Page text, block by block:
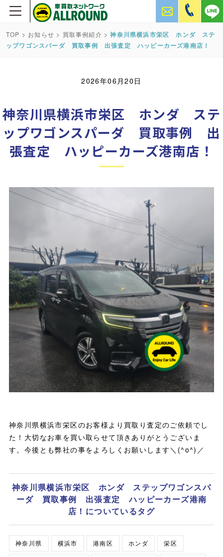
TOP > お知らせ > 買取事例紹介 >神奈川県横浜市栄区 ホンダ ステ
ップワゴンスパーダ 買取事例 出張査定 ハッピーカーズ港南店！
2026年06月20日
神奈川県横浜市栄区 ホンダ ステ
ップワゴンスパーダ 買取事例 出
張査定 ハッピーカーズ港南店！
神奈川県横浜市栄区のお客様より買取り査定のご依頼でし
た！大切なお車を買い取らせて頂きありがとうございま
す。今後とも弊社の事をよろしくお願いします＼(^o^)／
神奈川県横浜市栄区 ホンダ ステップワゴンスパ
ーダ 買取事例 出張査定 ハッピーカーズ港南
店！についているタグ
神奈川県 横浜市 港南区 ホンダ 栄区